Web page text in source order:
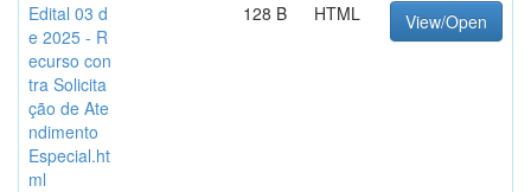
Edital 03 d
e 2025 - R
ecurso con
tra Solicita
ção de Ate
ndimento
Especial.ht
ml
128 B HTML View/Open